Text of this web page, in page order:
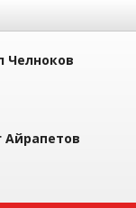
Челноков
Айрапетов